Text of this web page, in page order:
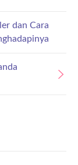
dan Cara